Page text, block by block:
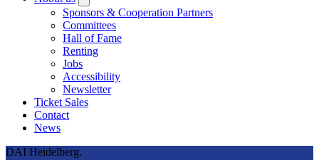
submenu
Sponsors & Cooperation Partners
Committees
Hall of Fame
Renting
Jobs
Accessibility
Newsletter
Ticket Sales
Contact
News
DAI Heidelberg.